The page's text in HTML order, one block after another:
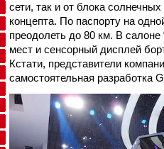
сети, так и от блока
концепта. По паспорту на
преодолеть до 80 км. В салоне
мест и сенсорный дисплей
Кстати, представители
самостоятельная разработка